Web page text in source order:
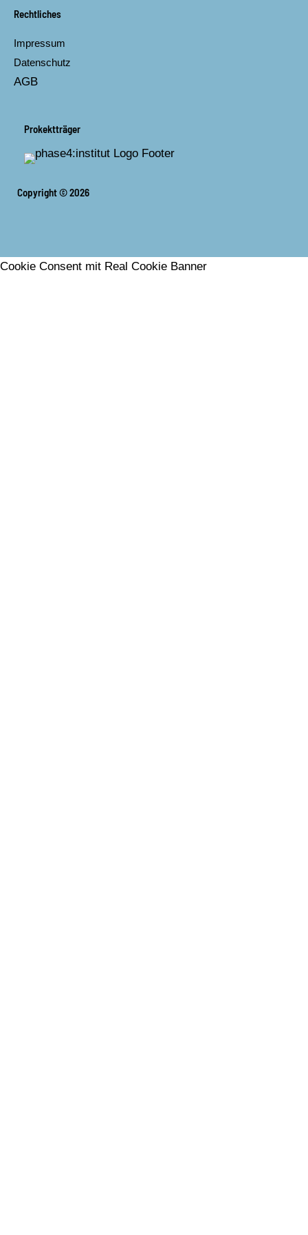
Rechtliches
Impressum
Datenschutz
AGB
Prokektträger
Copyright © 2026
Cookie Consent mit Real Cookie Banner